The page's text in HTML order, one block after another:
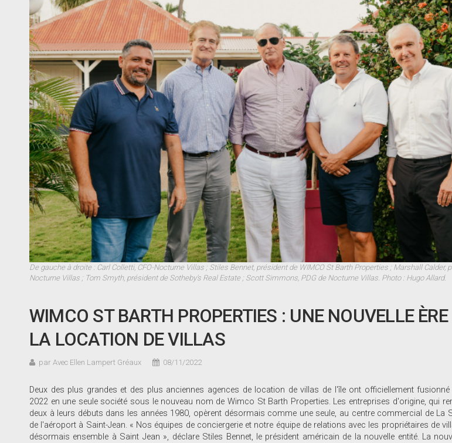
De gauche à droite : Carl Colletti, CFO-Nocturne Villas ; Stiles Bennet, président de WIMCO St Barth Properties ; Marshall Calder,
Nocturne Villas ; Tom Smyth, président de Sotheby's Real Estate ; Scott Simmons, PDG de Nocturne Villas. Photo : Hugo Allard.
WIMCO ST BARTH PROPERTIES : UNE NOUVELLE
LA LOCATION DE VILLAS
par Avec Ellen Lampert Gréaux 08/11/2022
Deux des plus grandes et des plus anciennes agences de location de villas de l'île ont officiellement
2022 en une seule société sous le nouveau nom de Wimco St Barth Properties. Les entreprises d'origine, qui
deux à leurs débuts dans les années 1980, opèrent désormais comme une seule, au centre commercial de La
de l'aéroport à Saint-Jean. « Nos équipes de conciergerie et notre équipe de relations avec les propriétaires de
désormais ensemble à Saint Jean », déclare Stiles Bennet, le président américain de la nouvelle entité. La